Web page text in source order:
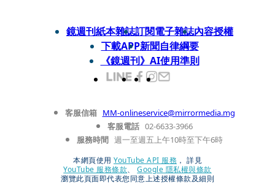
鏡週刊紙本雜誌訂閱電子雜誌內容授權
下載APP新聞自律綱要
《鏡週刊》AI使用準則
客服信箱 MM-onlineservice@mirrormedia.mg
客服電話 02-6633-3966
服務時間 週一至週五上午10時至下午6時
本網頁使用 YouTube API 服務 ， 詳見
YouTube 服務條款、
Google 隱私權與條款
瀏覽此頁面即代表您同意上述授權條款及細則